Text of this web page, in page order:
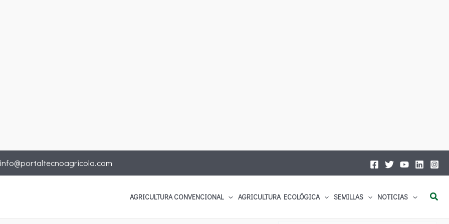
info@portaltecnoagricola.com
AGRICULTURA CONVENCIONAL AGRICULTURA ECOLÓGICA SEMILLAS NOTICIAS